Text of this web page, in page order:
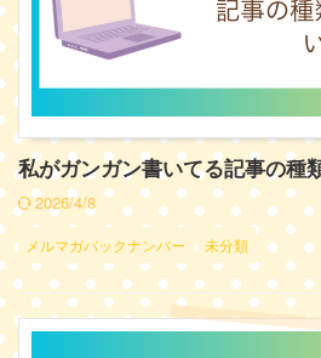
私がガンガン書いてる記事の種
2026/4/8
メルマガバックナンバー 未分類